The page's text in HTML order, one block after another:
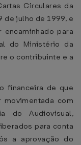
Circulares da
de julho de 1999, e
para
do Ministério da
o contribuinte e a
financeira de que
com
do Audiovisual,
para conta
a aprovação do